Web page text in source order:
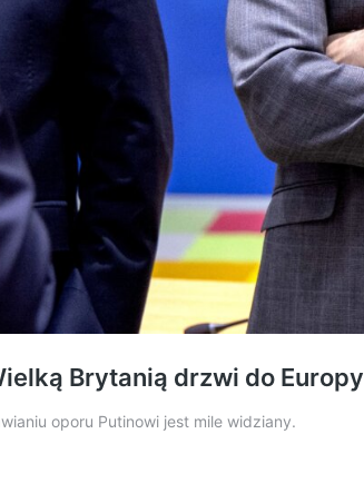
Brytanią drzwi do Europy
oporu Putinowi jest mile widziany.